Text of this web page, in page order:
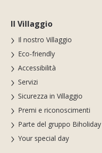
Il Villaggio
Il nostro Villaggio
Eco-friendly
Accessibilità
Servizi
Sicurezza in Villaggio
Premi e riconoscimenti
Parte del gruppo Biholiday
Your special day